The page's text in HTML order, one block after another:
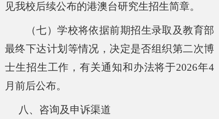
见我校后续公布的港澳台研究生招生简章。
（七）学校将依据前期招生录取及教育部
最终下达计划等情况，决定是否组织第二次博
士生招生工作，有关通知和办法将于2026年4
月前后公布。
八、咨询及申诉渠道